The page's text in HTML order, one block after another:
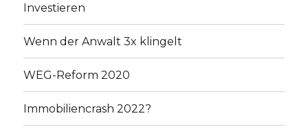
Investieren
Wenn der Anwalt 3x klingelt
WEG-Reform 2020
Immobiliencrash 2022?